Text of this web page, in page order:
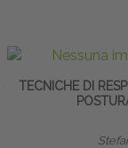
TECNICHE DI